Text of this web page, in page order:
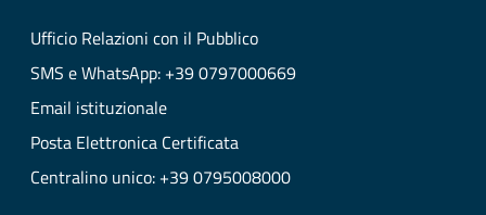
Ufficio Relazioni con il Pubblico
SMS e WhatsApp: +39 0797000669
Email istituzionale
Posta Elettronica Certificata
Centralino unico: +39 0795008000